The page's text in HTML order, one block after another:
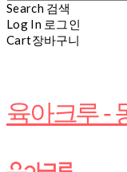
Search 검색
Log In 로그인
Cart장바구니
육아크루 -